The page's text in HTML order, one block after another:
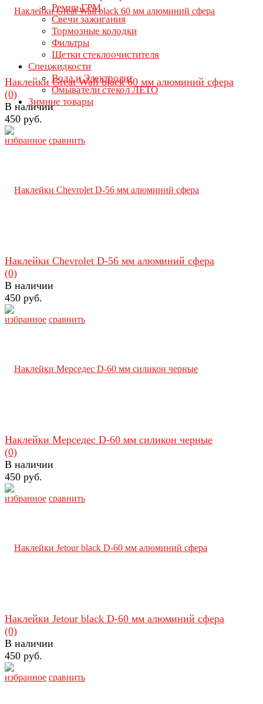
Ремни ГРМ
Свечи зажигания
Тормозные колодки
Фильтры
Щетки стеклоочистителя
Спецжидкости
Вода и Электролит
Омыватели стекол ЛЕТО
Зимние товары
избранное сравнить
Наклейки Great Wall black 60 мм алюминий сфера
(0)
В наличии
450 руб.
избранное сравнить
Наклейки Chevrolet D-56 мм алюминий сфера
(0)
В наличии
450 руб.
избранное сравнить
Наклейки Мерседес D-60 мм силикон черные
(0)
В наличии
450 руб.
избранное сравнить
Наклейки Jetour black D-60 мм алюминий сфера
(0)
В наличии
450 руб.